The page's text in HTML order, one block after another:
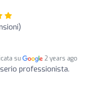
su 2 years ago
professionista.